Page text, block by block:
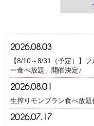
2026.08.03
【8/10～8/31（予定）】
ー食べ放題」開催決定♪
2026.08.01
生搾りモンブラン食べ放
2026.07.17